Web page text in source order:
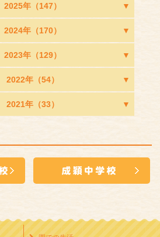
2025年（147）
2024年（170）
2023年（129）
2022年（54）
2021年（33）